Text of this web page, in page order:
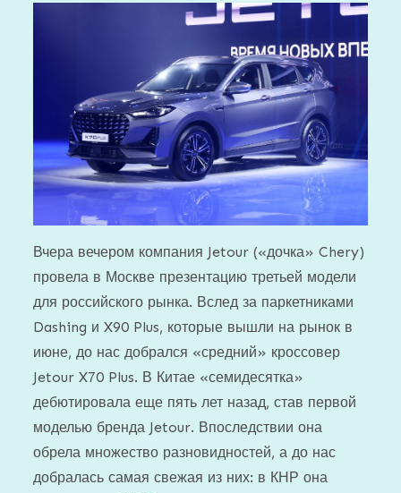
Вчера вечером компания Jetour («дочка» Chery)
провела в Москве презентацию третьей модели
для российского рынка. Вслед за паркетниками
Dashing и X90 Plus, которые вышли на рынок в
июне, до нас добрался «средний» кроссовер
Jetour X70 Plus. В Китае «семидесятка»
дебютировала еще пять лет назад, став первой
моделью бренда Jetour. Впоследствии она
обрела множество разновидностей, а до нас
добралась самая свежая из них: в КНР она